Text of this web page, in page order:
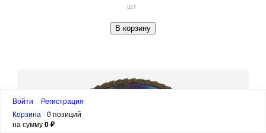
шт
В корзину
Войти
Регистрация
Корзина
0 позиций
на сумму0 ₽